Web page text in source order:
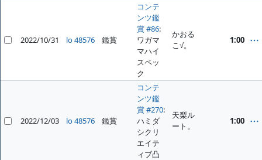
2022/10/31 lo 48576 鑑賞
コンテ
ンツ鑑
賞 #86:
ワガマ
マハイ
スペッ
ク
かおる
こ√。
1:00
2022/12/03 lo 48576 鑑賞
コンテ
ンツ鑑
賞 #270:
ハミダ
シクリ
エイテ
ィブ凸
天梨ル
ート。
1:00